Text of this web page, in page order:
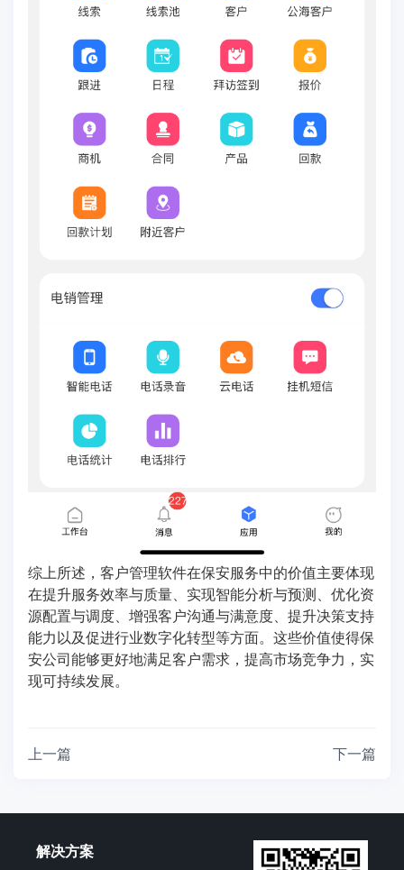
综上所述，客户管理软件在保安服务中的价值主要体现
在提升服务效率与质量、实现智能分析与预测、优化资
源配置与调度、增强客户沟通与满意度、提升决策支持
能力以及促进行业数字化转型等方面。这些价值使得保
安公司能够更好地满足客户需求，提高市场竞争力，实
现可持续发展。
上一篇 下一篇
解决方案